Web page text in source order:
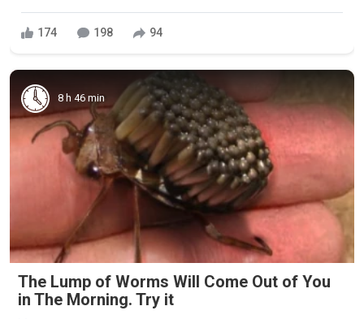
174 198 94
8 h 46 min
The Lump of Worms Will Come Out of You
in The Morning. Try it